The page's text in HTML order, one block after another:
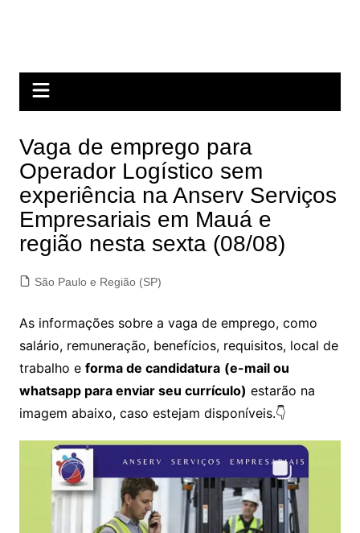
Vaga de emprego para
Operador Logístico sem
experiência na Anserv Serviços
Empresariais em Mauá e
região nesta sexta (08/08)
São Paulo e Região (SP)
As informações sobre a vaga de emprego, como
salário, remuneração, benefícios, requisitos, local de
trabalho e forma de candidatura (e-mail ou
whatsapp para enviar seu currículo) estarão na
imagem abaixo, caso estejam disponíveis.👇